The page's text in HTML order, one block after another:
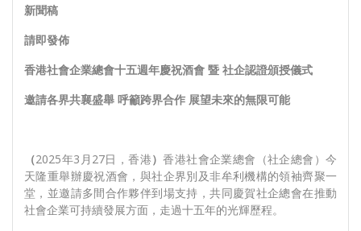
新聞稿
請即發佈
香港社會企業總會十五週年慶祝酒會 暨 社企認證頒授儀式
邀請各界共襄盛舉 呼籲跨界合作 展望未來的無限可能
（2025年3月27日，香港）香港社會企業總會（社企總會）今
天隆重舉辦慶祝酒會，與社企界別及非牟利機構的領袖齊聚一
堂，並邀請多間合作夥伴到場支持，共同慶賀社企總會在推動
社會企業可持續發展方面，走過十五年的光輝歷程。